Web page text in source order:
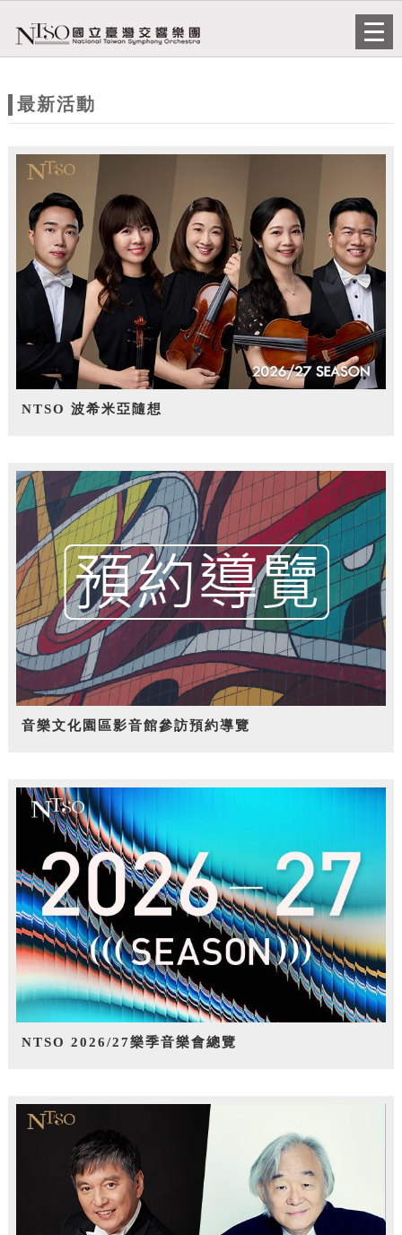
站
題
最新活動
NTSO 波希米亞隨想
音樂文化園區影音館參訪預約導覽
NTSO 2026/27樂季音樂會總覽